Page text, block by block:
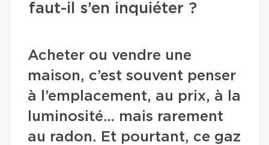
faut-il s’en inquiéter ?
Acheter ou vendre une
maison, c’est souvent penser
à l’emplacement, au prix, à la
luminosité… mais rarement
au radon. Et pourtant, ce gaz